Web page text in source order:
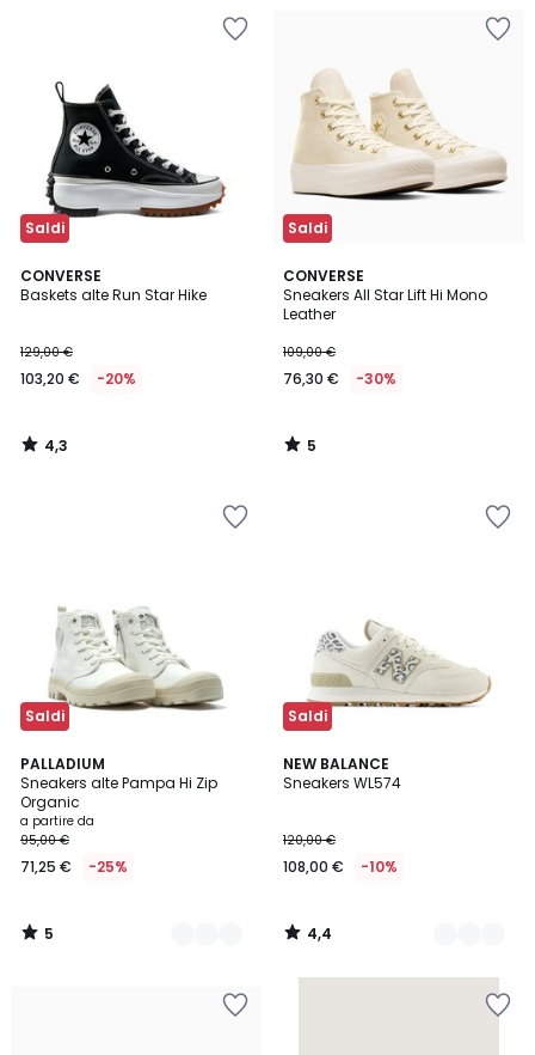
Saldi
CONVERSE
Baskets alte Run Star Hike
129,00 €
103,20 € -20%
4,3
/ 5
4,3
/
Saldi
CONVERSE
Sneakers All Star Lift Hi Mono
Leather
109,00 €
76,30 € -30%
5
/
5
5
/
Saldi
PALLADIUM
Sneakers alte Pampa Hi Zip
Organic
a partire da
95,00 €
71,25 € -25%
5
/
5
2
Colori
5
/
Saldi
NEW BALANCE
Sneakers WL574
120,00 €
108,00 € -10%
4,4
/ 5
2
Colori
4,4
/